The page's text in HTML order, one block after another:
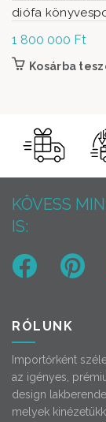
diófa
1 800 000 Ft
Kosárba
KÖVESS
IS:
RÓLUNK
Importőrként
az igényes,
design
melyek